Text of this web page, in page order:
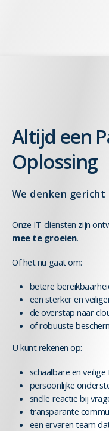
Altijd een
Oplossing
We denken gericht
Onze IT-diensten zijn
mee te groeien.
Of het nu gaat om:
betere
een sterker en
de overstap naar
of robuuste
U kunt rekenen op:
schaalbare en
persoonlijke
snelle reactie bij
transparante
een ervaren team